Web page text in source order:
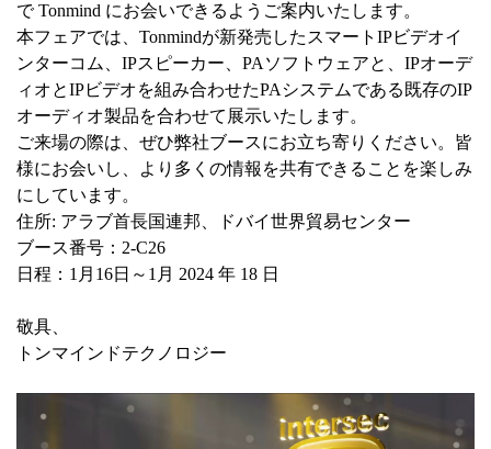
で Tonmind にお会いできるようご案内いたします。
本フェアでは、Tonmindが新発売したスマートIPビデオイ
ンターコム、IPスピーカー、PAソフトウェアと、IPオーデ
ィオとIPビデオを組み合わせたPAシステムである既存のIP
オーディオ製品を合わせて 展示いたします。
ご来場の際は、ぜひ弊社ブースにお立ち寄りください。皆
様にお会いし、より多くの情報を共有できることを楽しみ
にしています。
住所: アラブ首長国連邦、ドバイ世界貿易センター
ブース番号：2-C26
日程：1月16日～1月 2024 年 18 日
敬具、
トンマインドテクノロジー